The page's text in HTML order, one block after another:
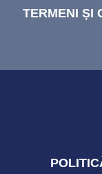
TERMENI ȘI